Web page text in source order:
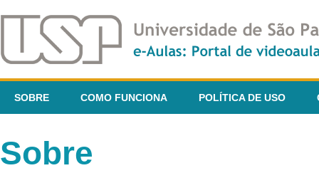
SOBRE COMO FUNCIONA POLÍTICA DE USO
Sobre